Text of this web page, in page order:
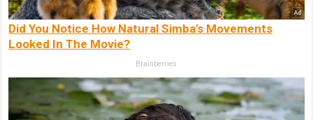
Did You Notice How Natural Simba’s Movements
Looked In The Movie?
Brainberries